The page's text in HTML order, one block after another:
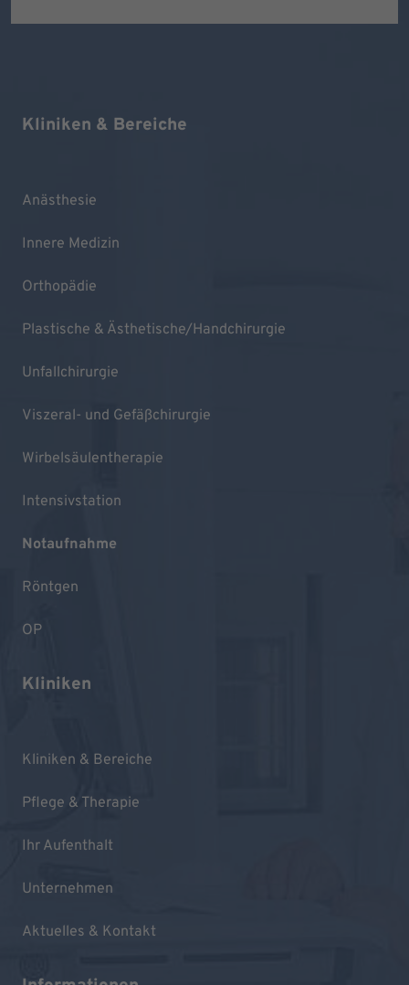
Kliniken & Bereiche
Anästhesie
Innere Medizin
Orthopädie
Plastische & Ästhetische/Handchirurgie
Unfallchirurgie
Viszeral- und Gefäßchirurgie
Wirbelsäulentherapie
Intensivstation
Notaufnahme
Röntgen
OP
Kliniken
Kliniken & Bereiche
Pflege & Therapie
Ihr Aufenthalt
Unternehmen
Aktuelles & Kontakt